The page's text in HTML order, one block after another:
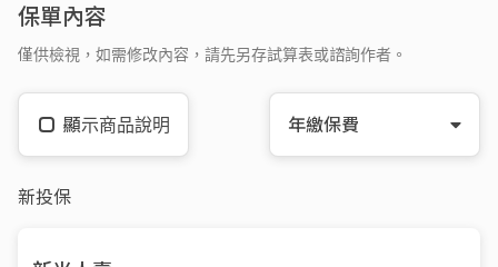
保單內容
僅供檢視，如需修改內容，請先另存試算表或諮詢作者。
顯示商品說明 年繳保費
新投保